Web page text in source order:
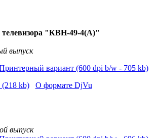
"КВН-49-4(А)"
выпуск
вариант (600 dpi b/w - 705 kb)
kb)
О формате DjVu
выпуск